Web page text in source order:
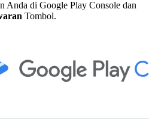
Anda di Google Play Console dan
Tombol.